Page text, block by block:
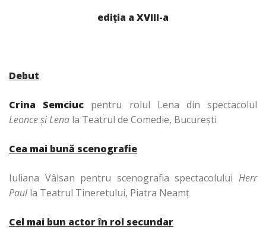
ediţia a XVIII-a
Debut
Crina Semciuc pentru rolul Lena din spectacolul
Leonce şi Lena la Teatrul de Comedie, Bucureşti
Cea mai bună scenografie
Iuliana Vâlsan pentru scenografia spectacolului Herr
Paulla Teatrul Tineretului, Piatra Neamţ
Cel mai bun actor în rol secundar